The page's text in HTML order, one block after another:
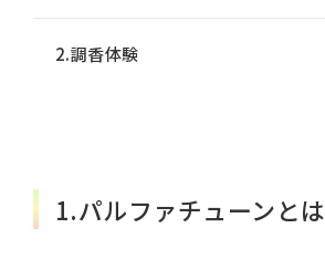
2.調香体験
1.パルファチューンとは